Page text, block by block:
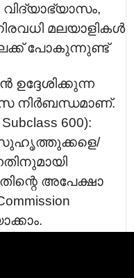
മലയാളികൾ
പോകുന്നുണ്ട്
നിർബന്ധമാണ്.
600):
സുഹൃത്തുക്കളെ/
അപേക്ഷാ